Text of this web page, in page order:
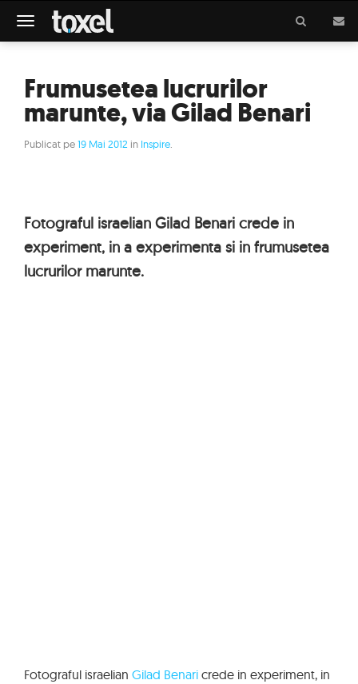
Meniu
Frumusetea lucrurilor
marunte, via Gilad Benari
Publicat pe19 Mai 2012 in Inspire
Fotograful israelian Gilad Benari crede in
experiment, in a experimenta si in frumusetea
lucrurilor marunte.
Fotograful israelian Gilad Benari crede in experiment, in